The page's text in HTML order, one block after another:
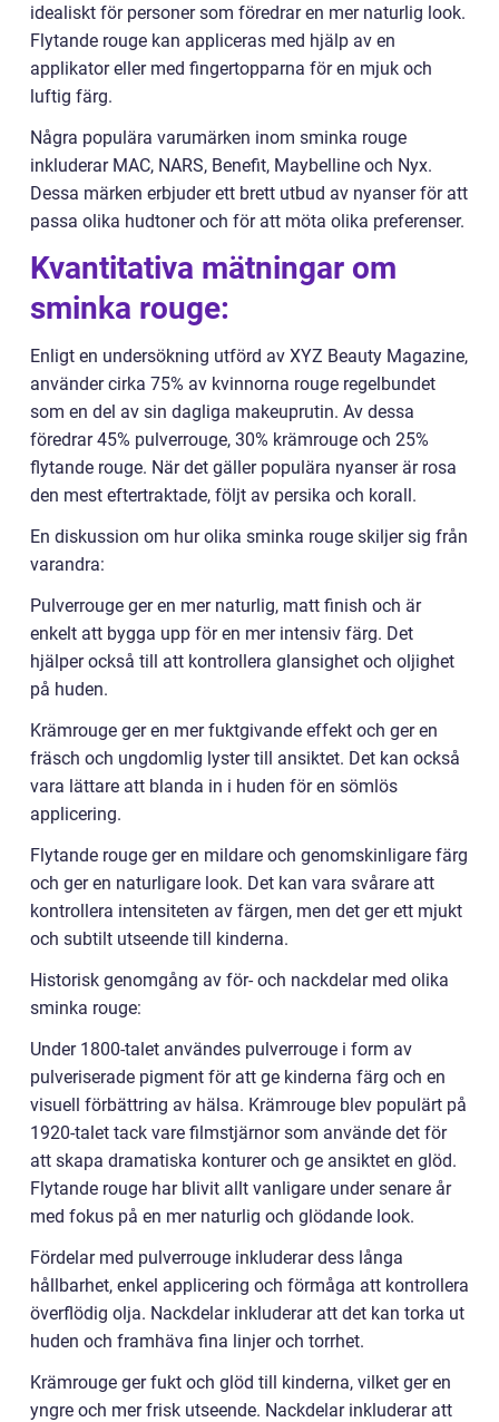
idealiskt för personer som föredrar en mer naturlig look.
Flytande rouge kan appliceras med hjälp av en
applikator eller med fingertopparna för en mjuk och
luftig färg.
Några populära varumärken inom sminka rouge
inkluderar MAC, NARS, Benefit, Maybelline och Nyx.
Dessa märken erbjuder ett brett utbud av nyanser för att
passa olika hudtoner och för att möta olika preferenser.
Kvantitativa mätningar om
sminka rouge:
Enligt en undersökning utförd av XYZ Beauty Magazine,
använder cirka 75% av kvinnorna rouge regelbundet
som en del av sin dagliga makeuprutin. Av dessa
föredrar 45% pulverrouge, 30% krämrouge och 25%
flytande rouge. När det gäller populära nyanser är rosa
den mest eftertraktade, följt av persika och korall.
En diskussion om hur olika sminka rouge skiljer sig från
varandra:
Pulverrouge ger en mer naturlig, matt finish och är
enkelt att bygga upp för en mer intensiv färg. Det
hjälper också till att kontrollera glansighet och oljighet
på huden.
Krämrouge ger en mer fuktgivande effekt och ger en
fräsch och ungdomlig lyster till ansiktet. Det kan också
vara lättare att blanda in i huden för en sömlös
applicering.
Flytande rouge ger en mildare och genomskinligare färg
och ger en naturligare look. Det kan vara svårare att
kontrollera intensiteten av färgen, men det ger ett mjukt
och subtilt utseende till kinderna.
Historisk genomgång av för- och nackdelar med olika
sminka rouge:
Under 1800-talet användes pulverrouge i form av
pulveriserade pigment för att ge kinderna färg och en
visuell förbättring av hälsa. Krämrouge blev populärt på
1920-talet tack vare filmstjärnor som använde det för
att skapa dramatiska konturer och ge ansiktet en glöd.
Flytande rouge har blivit allt vanligare under senare år
med fokus på en mer naturlig och glödande look.
Fördelar med pulverrouge inkluderar dess långa
hållbarhet, enkel applicering och förmåga att kontrollera
överflödig olja. Nackdelar inkluderar att det kan torka ut
huden och framhäva fina linjer och torrhet.
Krämrouge ger fukt och glöd till kinderna, vilket ger en
yngre och mer frisk utseende. Nackdelar inkluderar att